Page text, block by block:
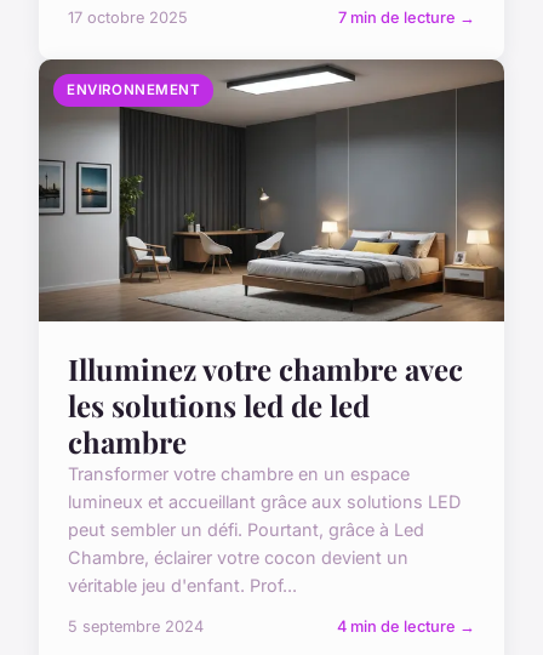
17 octobre 2025 7 min de lecture →
ENVIRONNEMENT
Illuminez votre chambre avec
les solutions led de led
chambre
Transformer votre chambre en un espace
lumineux et accueillant grâce aux solutions LED
peut sembler un défi. Pourtant, grâce à Led
Chambre, éclairer votre cocon devient un
véritable jeu d'enfant. Prof...
5 septembre 2024 4 min de lecture →